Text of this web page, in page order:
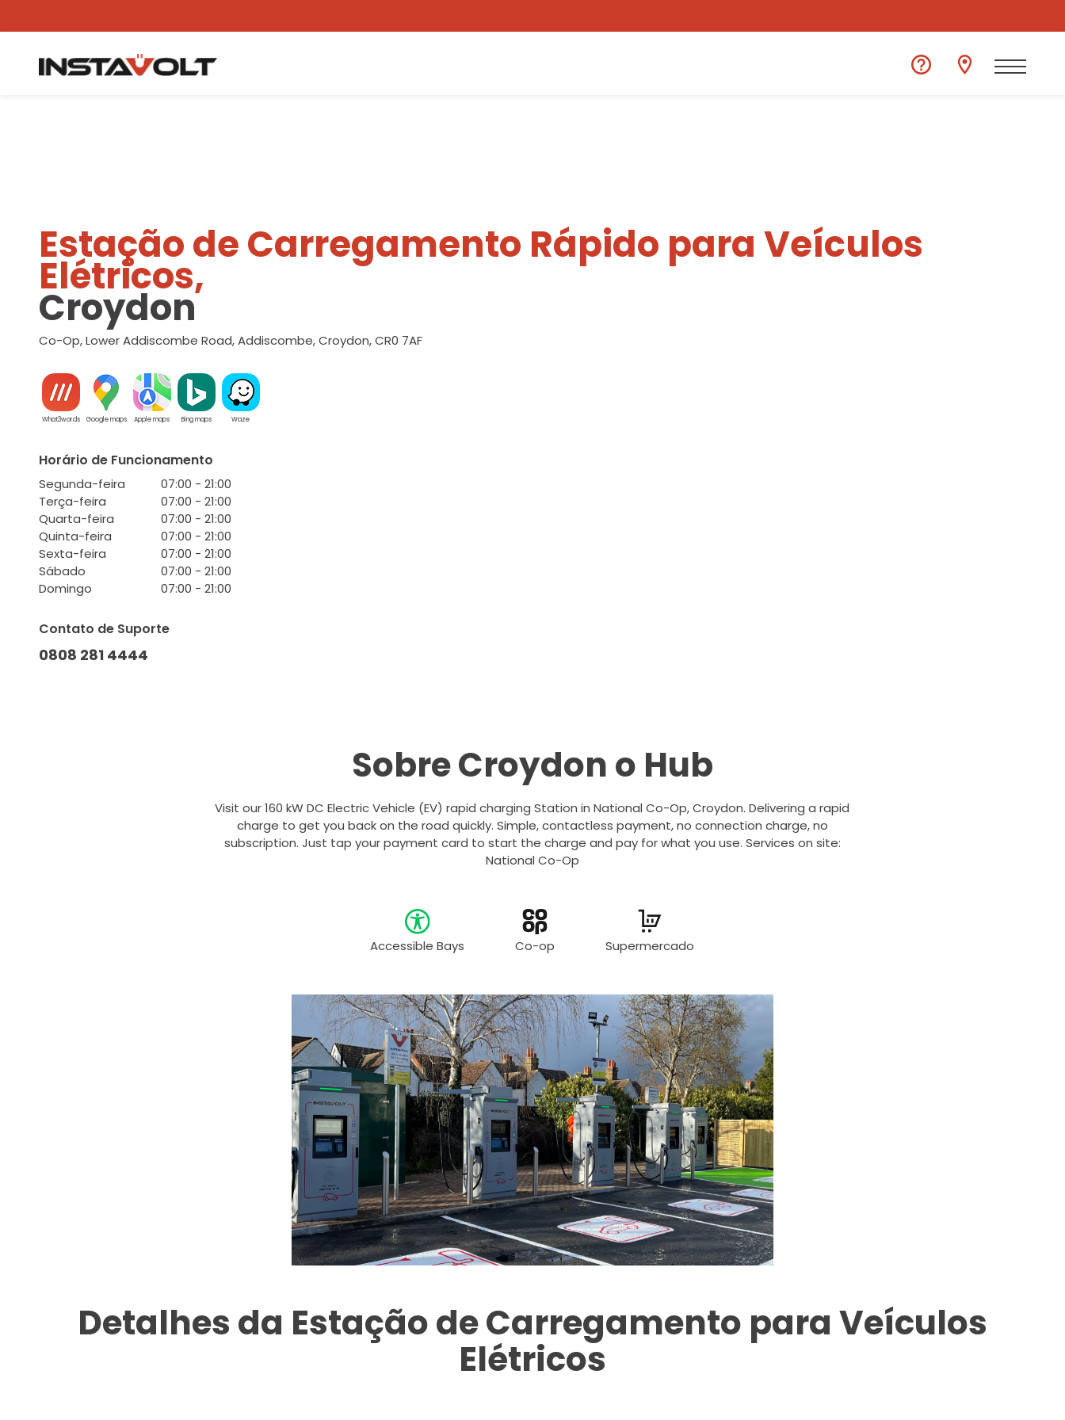
Ver outra localização
Estação de Carregamento Rápido para Veículos
Elétricos,
Croydon
Co-Op, Lower Addiscombe Road, Addiscombe, Croydon, CR0 7AF
What3words Google maps Apple maps Bing maps Waze
Horário de Funcionamento
Segunda-feira
07:00 - 21:00
Terça-feira
07:00 - 21:00
Quarta-feira
07:00 - 21:00
Quinta-feira
07:00 - 21:00
Sexta-feira
07:00 - 21:00
Sábado
07:00 - 21:00
Domingo
07:00 - 21:00
Contato de Suporte
0808 281 4444
Sobre Croydon o Hub
Visit our 160 kW DC Electric Vehicle (EV) rapid charging Station in National Co-Op, Croydon. Delivering a rapid
charge to get you back on the road quickly. Simple, contactless payment, no connection charge, no
subscription. Just tap your payment card to start the charge and pay for what you use. Services on site:
National Co-Op
Accessible Bays Co-op Supermercado
Detalhes da Estação de Carregamento para Veículos
Elétricos